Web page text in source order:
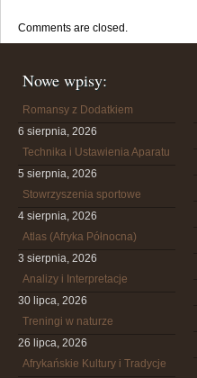
Comments are closed.
Nowe wpisy:
Romansy z Dodatkiem
6 sierpnia, 2026
Technika i Ustawienia Aparatu
5 sierpnia, 2026
Stowrzyszenia sportowe
4 sierpnia, 2026
Atlas (Afryka Północna)
3 sierpnia, 2026
Analizy i Interpretacje
30 lipca, 2026
Treningi w naturze
26 lipca, 2026
Afrykańskie Kultury i Tradycje